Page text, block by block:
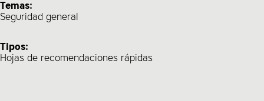
Temas:
Seguridad general
Tipos:
Hojas de recomendaciones rápidas